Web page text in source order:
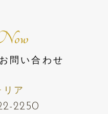
問い合わせ
リア
2250